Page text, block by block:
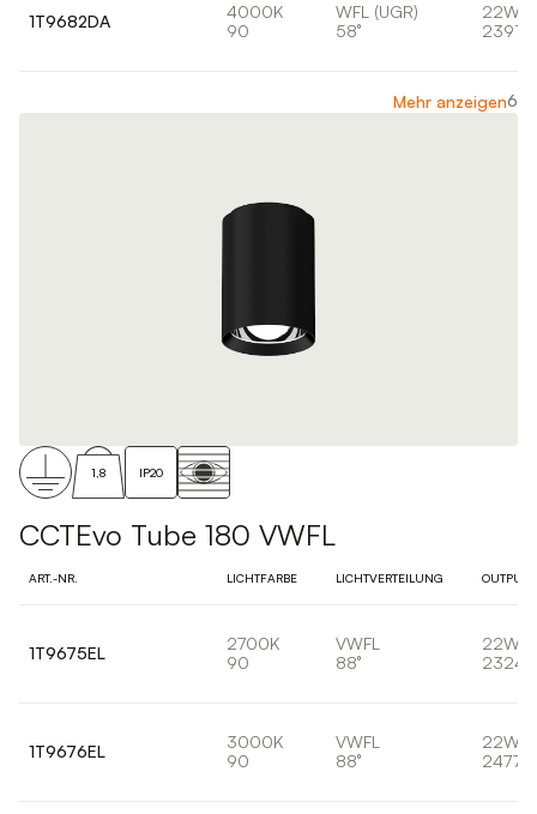
1T9682DA
4000K
90
WFL (UGR)
58°
22W
2391lm
Mehr anzeigen6
1,8 IP20
CCTEvo Tube 180 VWFL
ART.-NR. LICHTFARBE LICHTVERTEILUNG OUTPUT
1T9675EL
2700K
90
VWFL
88°
22W
1T9676EL
3000K
90
VWFL
88°
22W
2477lm